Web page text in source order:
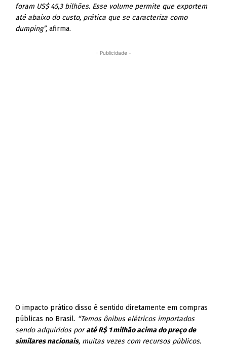
foram US$ 45,3 bilhões. Esse volume permite que exportem
até abaixo do custo, prática que se caracteriza como
dumping”, afirma.
- Publicidade -
O impacto prático disso é sentido diretamente em compras
públicas no Brasil. “Temos ônibus elétricos importados
sendo adquiridos poraté R$ 1 milhão acima do preço de
similares nacionais, muitas vezes com recursos públicos.